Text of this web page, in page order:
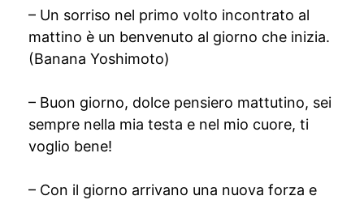
– Un sorriso nel primo volto incontrato al
mattino è un benvenuto al giorno che inizia.
(Banana Yoshimoto)
– Buon giorno, dolce pensiero mattutino, sei
sempre nella mia testa e nel mio cuore, ti
voglio bene!
– Con il giorno arrivano una nuova forza e